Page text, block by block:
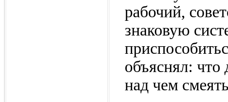
рабочий,
знаковую
объяснял: что
над чем